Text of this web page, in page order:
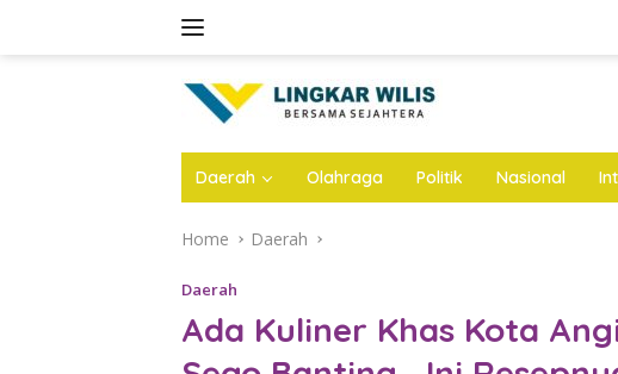
Daerah Olahraga Politik Nasional
Home Daerah
Daerah
Ada Kuliner Khas Kota